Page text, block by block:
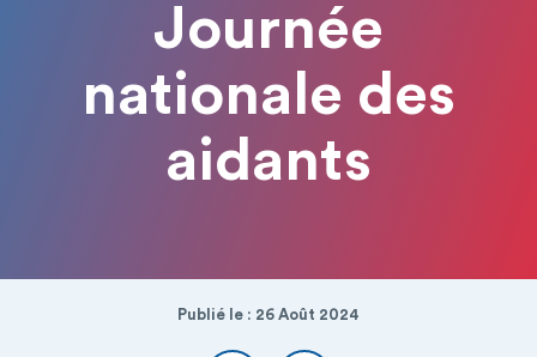
Journée
nationale des
aidants
Publié le : 26 Août 2024